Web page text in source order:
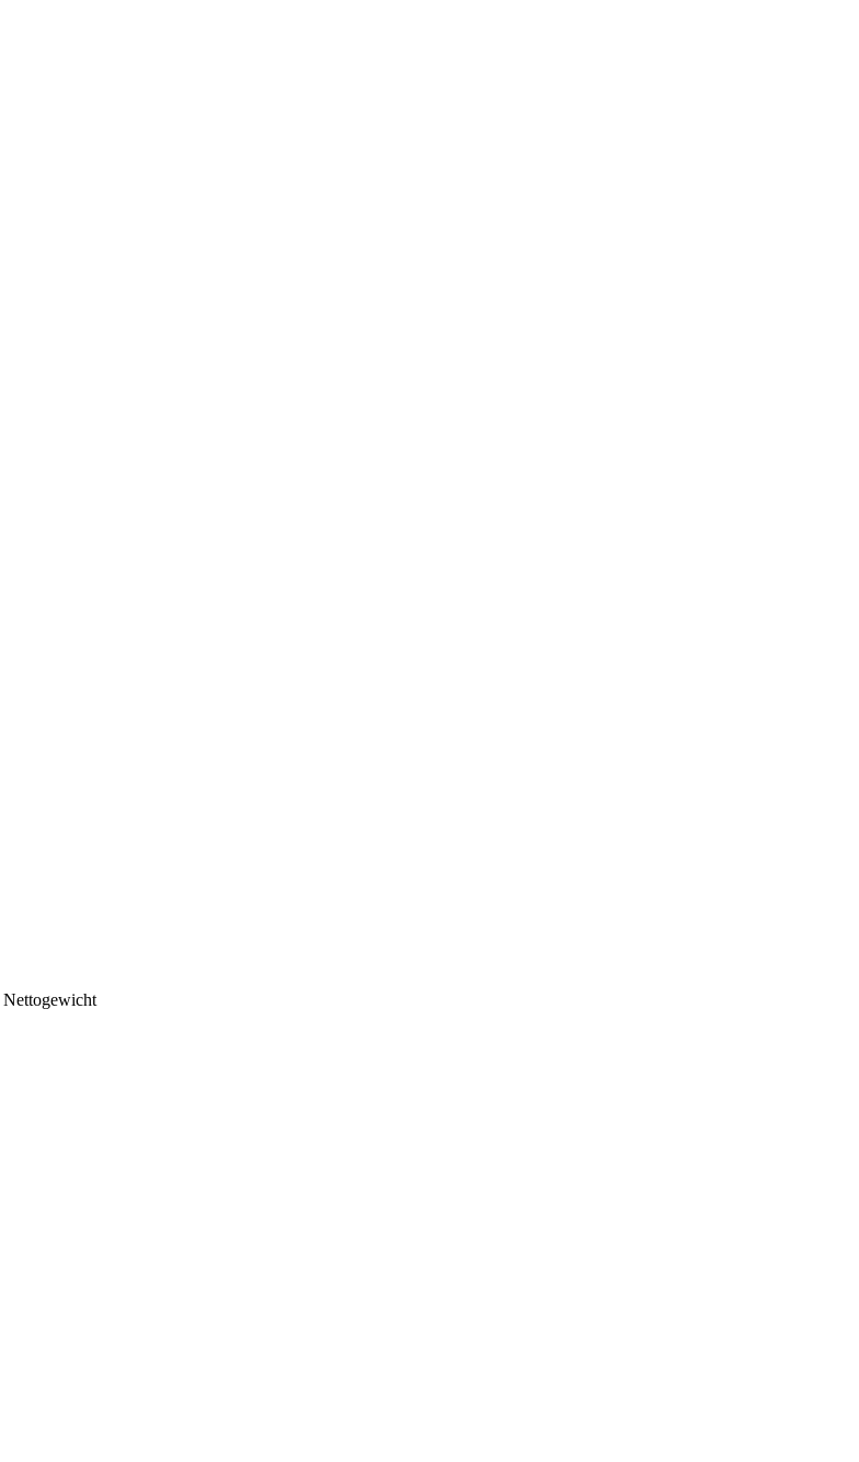
Nettogewicht